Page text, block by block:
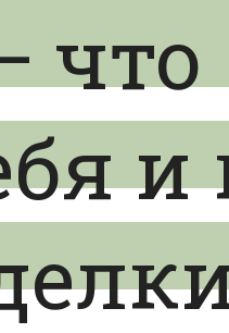
что
и